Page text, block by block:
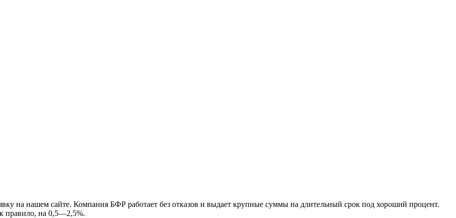
на нашем сайте. Компания БФР работает без отказов и выдает крупные суммы на длительный срок под хороший процент.
правило, на 0,5—2,5%.